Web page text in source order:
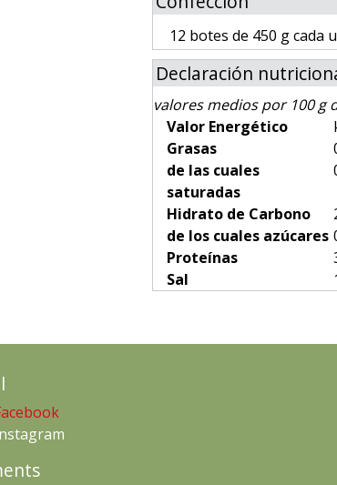
12 botes de 450 g cada
Declaración
valores medios por 100 g
Valor Energético
Grasas
de las cuales
saturadas
Hidrato de Carbono
de los cuales azúcares
Proteínas
Sal